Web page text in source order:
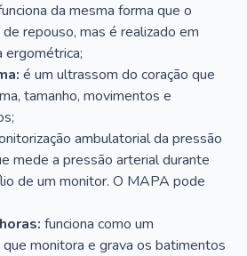
da mesma forma que o
repouso, mas é realizado em
ergométrica;
é um ultrassom do coração que
tamanho, movimentos e
ambulatorial da pressão
mede a pressão arterial durante
de um monitor. O MAPA pode
funciona como um
monitora e grava os batimentos